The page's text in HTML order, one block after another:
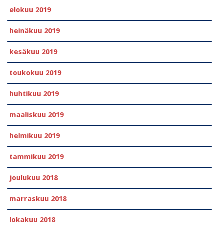
elokuu 2019
heinäkuu 2019
kesäkuu 2019
toukokuu 2019
huhtikuu 2019
maaliskuu 2019
helmikuu 2019
tammikuu 2019
joulukuu 2018
marraskuu 2018
lokakuu 2018